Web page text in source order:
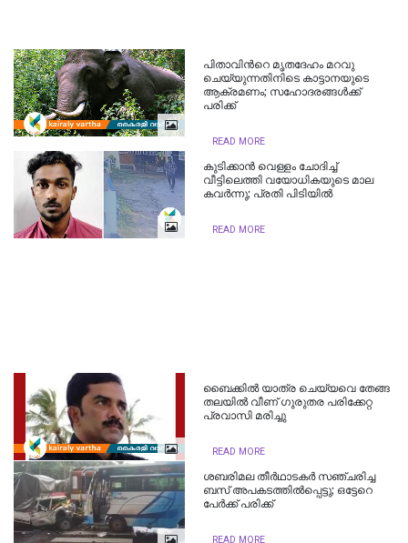
പിതാവിന്‍റെ മൃതദേഹം മറവു
ചെയ്യുന്നതിനിടെ കാട്ടാനയുടെ
ആക്രമണം; സഹോദരങ്ങൾക്ക്
പരിക്ക്
READ MORE
കുടിക്കാന്‍ വെള്ളം ചോദിച്ച്
വീട്ടിലെത്തി വയോധികയുടെ മാല
കവർന്നു; പ്രതി പിടിയിൽ
READ MORE
ബൈക്കിൽ യാത്ര ചെയ്യവെ തേങ്ങ
തലയിൽ വീണ് ഗുരുതര പരിക്കേറ്റ
പ്രവാസി മരിച്ചു
READ MORE
ശബരിമല തീര്‍ഥാടകര്‍ സഞ്ചരിച്ച
ബസ് അപകടത്തില്‍പ്പെട്ടു; ഒട്ടേറെ
പേര്‍ക്ക് പരിക്ക്
READ MORE